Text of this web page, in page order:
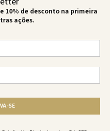
10% de desconto na primeira
ações.
SE